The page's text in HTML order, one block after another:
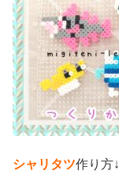
シャリタツ作り方↓